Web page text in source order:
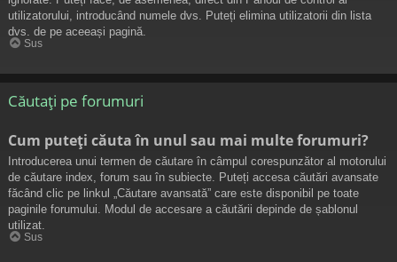
utilizatorului, introducând numele dvs. Puteți elimina utilizatorii din lista
dvs. de pe aceeași pagină.
Sus
Căutați pe forumuri
Cum puteți căuta în unul sau mai multe forumuri?
Introducerea unui termen de căutare în câmpul corespunzător al motorului
de căutare index, forum sau în subiecte. Puteți accesa căutări avansate
făcând clic pe linkul „Căutare avansată” care este disponibil pe toate
paginile forumului. Modul de accesare a căutării depinde de șablonul
utilizat.
Sus